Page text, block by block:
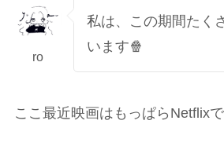
ro
私は、この期間たく
います🍿
ここ最近映画はもっぱらNetflixで